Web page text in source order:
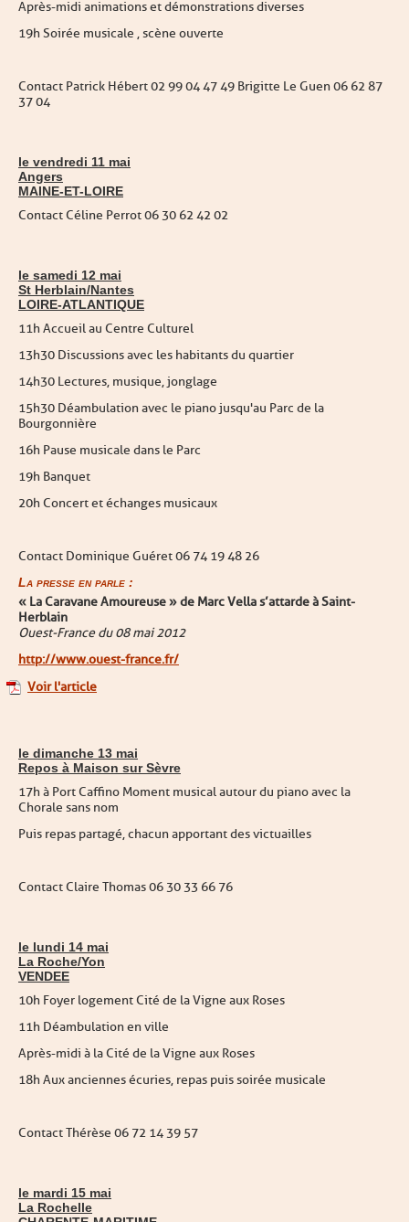
Après-midi animations et démonstrations diverses
19h Soirée musicale , scène ouverte
Contact Patrick Hébert 02 99 04 47 49 Brigitte Le Guen 06 62 87
37 04
le vendredi 11 mai
Angers
MAINE-ET-LOIRE
Contact Céline Perrot 06 30 62 42 02
le samedi 12 mai
St Herblain/Nantes
LOIRE-ATLANTIQUE
11h Accueil au Centre Culturel
13h30 Discussions avec les habitants du quartier
14h30 Lectures, musique, jonglage
15h30 Déambulation avec le piano jusqu'au Parc de la
Bourgonnière
16h Pause musicale dans le Parc
19h Banquet
20h Concert et échanges musicaux
Contact Dominique Guéret 06 74 19 48 26
La presse en parle :
« La Caravane Amoureuse » de Marc Vella s’attarde à Saint-
Herblain
Ouest-France du 08 mai 2012
http://www.ouest-france.fr/
Voir l'article
le dimanche 13 mai
Repos à Maison sur Sèvre
17h à Port Caffino Moment musical autour du piano avec la
Chorale sans nom
Puis repas partagé, chacun apportant des victuailles
Contact Claire Thomas 06 30 33 66 76
le lundi 14 mai
La Roche/Yon
VENDEE
10h Foyer logement Cité de la Vigne aux Roses
11h Déambulation en ville
Après-midi à la Cité de la Vigne aux Roses
18h Aux anciennes écuries, repas puis soirée musicale
Contact Thérèse 06 72 14 39 57
le mardi 15 mai
La Rochelle